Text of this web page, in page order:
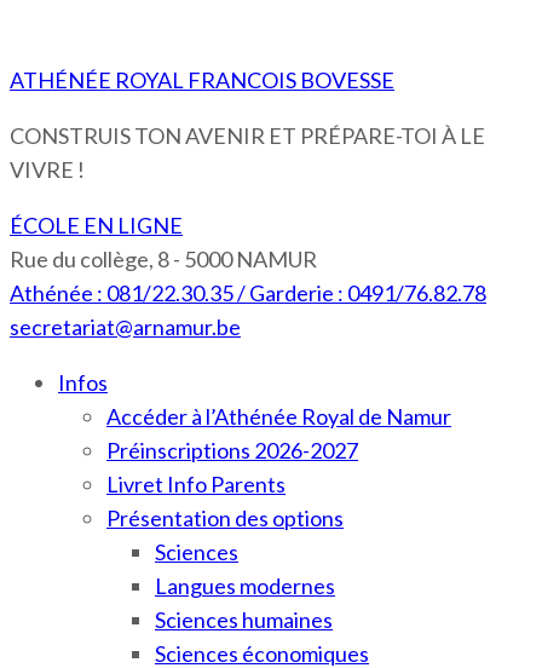
ATHÉNÉE ROYAL FRANCOIS BOVESSE
CONSTRUIS TON AVENIR ET PRÉPARE-TOI À LE
VIVRE !
ÉCOLE EN LIGNE
Rue du collège, 8 - 5000 NAMUR
Athénée : 081/22.30.35 / Garderie : 0491/76.82.78
secretariat@arnamur.be
Infos
Accéder à l’Athénée Royal de Namur
Préinscriptions 2026-2027
Livret Info Parents
Présentation des options
Sciences
Langues modernes
Sciences humaines
Sciences économiques